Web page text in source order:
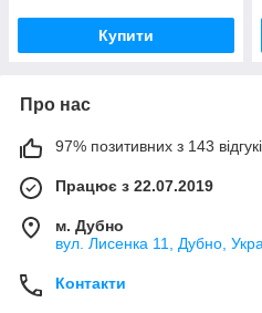
Купити
Про нас
97% позитивних з 143
Працює з 22.07.2019
м. Дубно
вул. Лисенка 11, Дубно,
Контакти